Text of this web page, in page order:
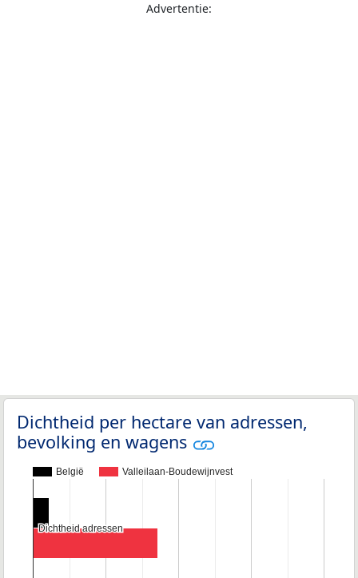
Advertentie:
Dichtheid per hectare van adressen,
bevolking en wagens
België Valleilaan-Boudewijnvest
Dichtheid adressen
Dichtheid adressen